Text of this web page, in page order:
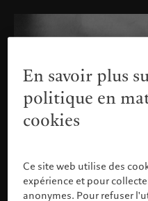
En savoir plus
politique en
cookies
Ce site web utilise des
expérience et pour
anonymes. Pour refuser